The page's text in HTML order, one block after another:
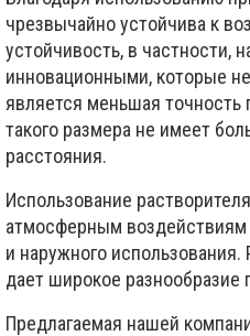
чрезвычайно устойчива к
устойчивость, в частности,
инновационными, которые
является меньшая точность
такого размера не имеет
расстояния.
Использование
атмосферным воздействиям
и наружного
дает широкое разнообразие
Предлагаемая нашей